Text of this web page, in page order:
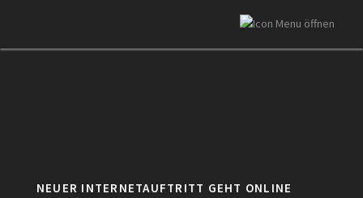
NEUER INTERNETAUFTRITT GEHT ONLINE